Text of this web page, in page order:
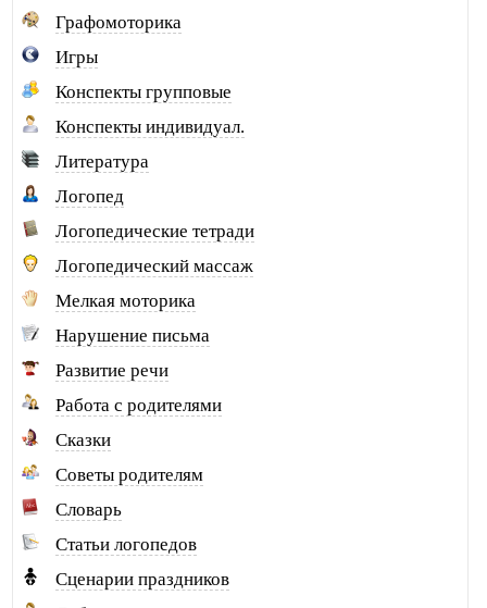
Губайдуллина Н.Р. г. Тольятти
Десюкова Н.В. г. Томск
Дидковская И.В. г. Дегтярск
Дольникова А.А. г. Смоленск
Домась Н.П. г. Москва
Дубинина Т.А. г. Санкт-Петербург
Дувалкина Н.Ф. г. Москва
Дудкина Н.А. г. Урай
Дунаева Н.Н. г. Камышин
Ефремова А.М. г. Уфа
Желудкова Н.В. г. Салехард
Заинчковская О.Е. г. Иркутск
Зайкова Н.Н. г. Екатеринбург
Замятина Т.Ю. г. Урай
Зиганшина Л.И. Татарстан
Ивлева Т.М. г. Бийск
Калинина Н.Н. г. Пермь
Графомоторика
Игры
Конспекты групповые
Конспекты индивидуал.
Литература
Логопед
Логопедические тетради
Логопедический массаж
Мелкая моторика
Нарушение письма
Развитие речи
Работа с родителями
Сказки
Советы родителям
Словарь
Статьи логопедов
Сценарии праздников